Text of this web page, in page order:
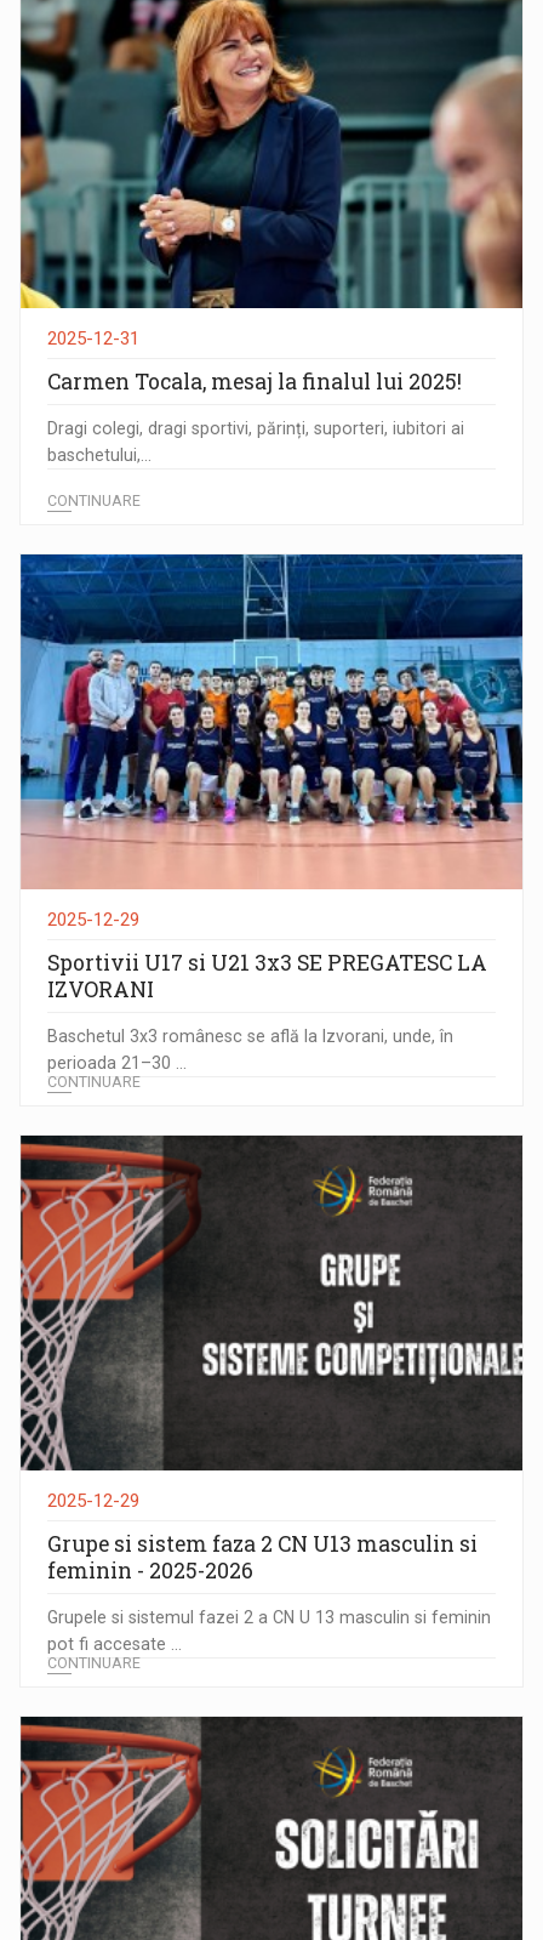
2025-12-31
Carmen Tocala, mesaj la finalul lui 2025!
Dragi colegi, dragi sportivi, părinți, suporteri, iubitori ai
baschetului,...
CONTINUARE
2025-12-29
Sportivii U17 si U21 3x3 SE PREGATESC LA
IZVORANI
Baschetul 3x3 românesc se află la Izvorani, unde, în
perioada 21–30 ...
CONTINUARE
2025-12-29
Grupe si sistem faza 2 CN U13 masculin si
feminin - 2025-2026
Grupele si sistemul fazei 2 a CN U 13 masculin si feminin
pot fi accesate ...
CONTINUARE